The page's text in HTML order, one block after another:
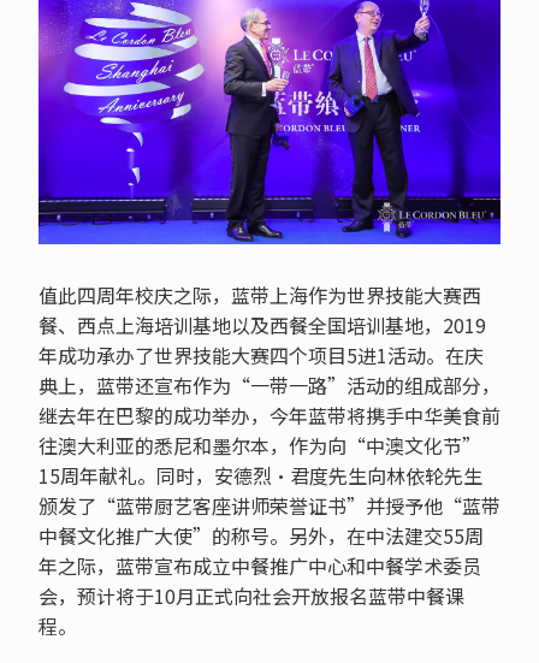
值此四周年校庆之际，蓝带上海作为世界技能大赛西
餐、西点上海培训基地以及西餐全国培训基地，2019
年成功承办了世界技能大赛四个项目5进1活动。在庆
典上，蓝带还宣布作为“一带一路”活动的组成部分，
继去年在巴黎的成功举办，今年蓝带将携手中华美食前
往澳大利亚的悉尼和墨尔本，作为向“中澳文化节”
15周年献礼。同时，安德烈·君度先生向林依轮先生
颁发了“蓝带厨艺客座讲师荣誉证书”并授予他“蓝带
中餐文化推广大使”的称号。另外，在中法建交55周
年之际，蓝带宣布成立中餐推广中心和中餐学术委员
会，预计将于10月正式向社会开放报名蓝带中餐课
程。